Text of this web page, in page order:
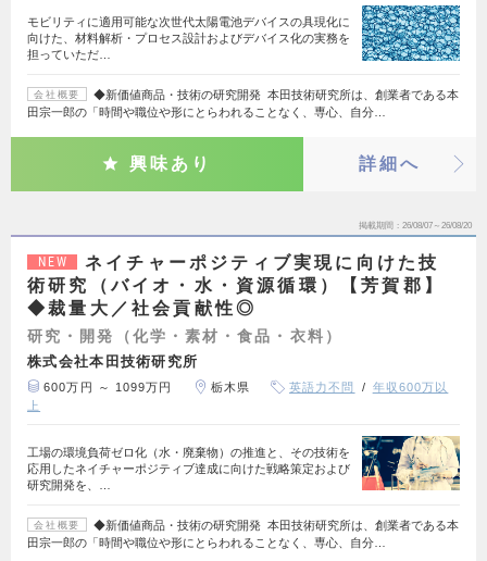
モビリティに適用可能な次世代太陽電池デバイスの具現化に
向けた、材料解析・プロセス設計およびデバイス化の実務を
担っていただ…
会社概要
◆新価値商品・技術の研究開発 本田技術研究所は、創業者である本
田宗一郎の「時間や職位や形にとらわれることなく、専心、自分…
興味あり 詳細へ
掲載期間 26/08/07～26/08/20
NEW
ネイチャーポジティブ実現に向けた技
術研究（バイオ・水・資源循環）【芳賀郡】
◆裁量大／社会貢献性◎
研究・開発（化学・素材・食品・衣料）
株式会社本田技術研究所
600万円 ～ 1099万円 栃木県 英語力不問
年収600万以
上
工場の環境負荷ゼロ化（水・廃棄物）の推進と、その技術を
応用したネイチャーポジティブ達成に向けた戦略策定および
研究開発を、…
会社概要
◆新価値商品・技術の研究開発 本田技術研究所は、創業者である本
田宗一郎の「時間や職位や形にとらわれることなく、専心、自分…